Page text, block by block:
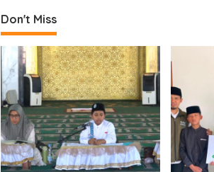
n
a
v
i
g
a
t
Don't Miss